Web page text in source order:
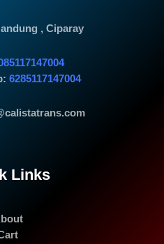
, Ciparay
6285117147004
Links